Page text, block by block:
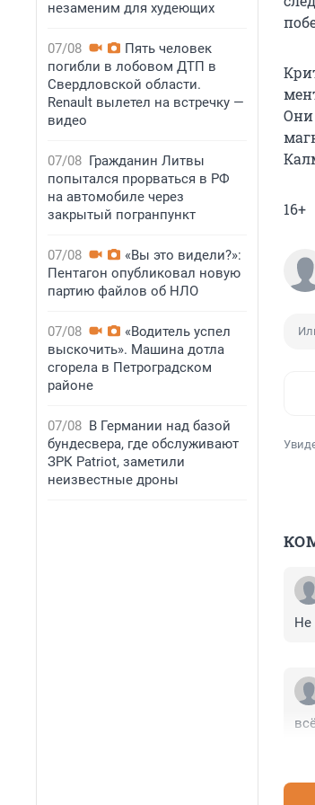
незаменим для худеющих
07/08
Пять человек
погибли в лобовом ДТП в
Свердловской области.
Renault вылетел на встречку —
видео
07/08 Гражданин Литвы
попытался прорваться в РФ
на автомобиле через
закрытый погранпункт
07/08
«Вы это видели?»:
Пентагон опубликовал новую
партию файлов об НЛО
07/08
«Водитель успел
выскочить». Машина дотла
сгорела в Петроградском
районе
07/08 В Германии над базой
бундесвера, где обслуживают
ЗРК Patriot, заметили
неизвестные дроны
Они
16+
Не